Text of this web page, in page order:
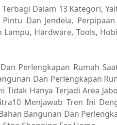
Dalam 13 Kategori,
Dan Jendela,
Hardware, Tools,
Perlengkapan Rumah
Dan Perlengkapan
Hanya Terjadi Area
Menjawab Tren Ini
Bangunan Dan